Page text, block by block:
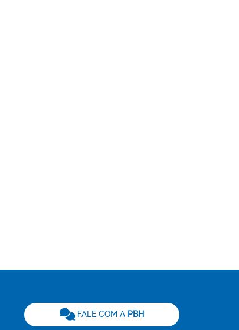
FALE COM A PBH